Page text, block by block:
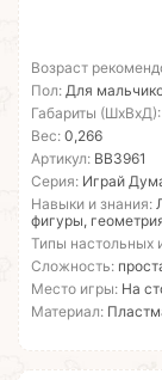
Возраст
Пол: Для
Габариты (ШхВхД):
Вес: 0,266
Артикул: ВВ3961
Серия: Играй
Навыки и знания:
фигуры,
Типы настольных
Сложность:
Место игры: На
Материал: